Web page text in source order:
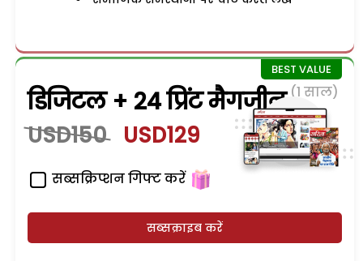
डिजिटल + 24 प्रिंट मैगजीन (1 साल)
USD150 USD129
सब्सक्रिप्शन गिफ्ट करें
सब्सक्राइब करें